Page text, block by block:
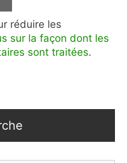
réduire les
sur la façon dont les
sont traitées.